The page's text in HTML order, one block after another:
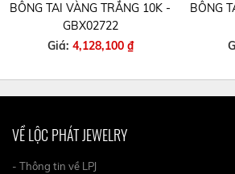
BÔNG TAI VÀNG TRẮNG 10K -
GBX02722
Giá: 4,128,100 ₫
BÔNG
VỀ LỘC PHÁT JEWELRY
- Thông tin về LPJ